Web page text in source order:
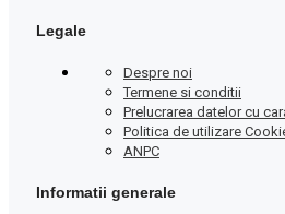
Legale
Despre noi
Termene si conditii
Prelucrarea datelor cu
Politica de utilizare
ANPC
Informatii generale